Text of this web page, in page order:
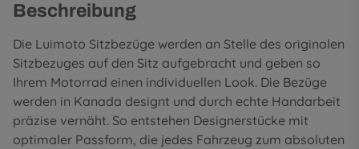
Beschreibung
Die Luimoto Sitzbezüge werden an Stelle des originalen
Sitzbezuges auf den Sitz aufgebracht und geben so
Ihrem Motorrad einen individuellen Look. Die Bezüge
werden in Kanada designt und durch echte Handarbeit
präzise vernäht. So entstehen Designerstücke mit
optimaler Passform, die jedes Fahrzeug zum absoluten